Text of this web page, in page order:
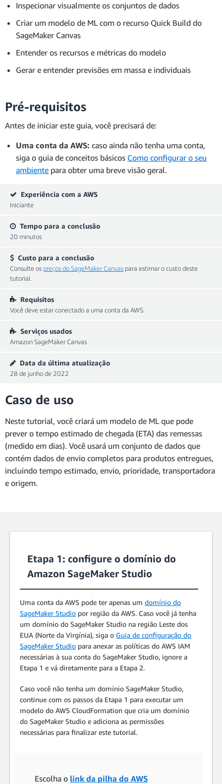
Inspecionar visualmente os conjuntos de dados
Criar um modelo de ML com o recurso Quick Build do
SageMaker Canvas
Entender os recursos e métricas do modelo
Gerar e entender previsões em massa e individuais
Pré-requisitos
Antes de iniciar este guia, você precisará de:
Uma conta da AWS: caso ainda não tenha uma conta,
siga o guia de conceitos básicos Como configurar o seu
ambiente para obter uma breve visão geral.
Experiência com a AWS
Iniciante
Tempo para a conclusão
20 minutos
Custo para a conclusão
Consulte os preços do SageMaker Canvas para estimar o custo deste
tutorial.
Requisitos
Você deve estar conectado a uma conta da AWS.
Serviços usados
Amazon SageMaker Canvas
Data da última atualização
28 de junho de 2022
Caso de uso
Neste tutorial, você criará um modelo de ML que pode
prever o tempo estimado de chegada (ETA) das remessas
(medido em dias). Você usará um conjunto de dados que
contém dados de envio completos para produtos entregues,
incluindo tempo estimado, envio, prioridade, transportadora
e origem.
Etapa 1: configure o domínio do
Amazon SageMaker Studio
Uma conta da AWS pode ter apenas um domínio do
SageMaker Studio por região da AWS. Caso você já tenha
um domínio do SageMaker Studio na região Leste dos
EUA (Norte da Virgínia), siga o Guia de configuração do
SageMaker Studio para anexar as políticas do AWS IAM
necessárias à sua conta do SageMaker Studio, ignore a
Etapa 1 e vá diretamente para a Etapa 2.
Caso você não tenha um domínio SageMaker Studio,
continue com os passos da Etapa 1 para executar um
modelo do AWS CloudFormation que cria um domínio
do SageMaker Studio e adiciona as permissões
necessárias para finalizar este tutorial.
Escolha o link da pilha do AWS